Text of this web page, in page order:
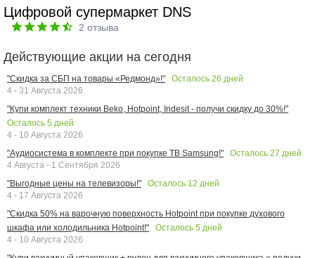
Цифровой супермаркет DNS
2 отзыва
Действующие акции на сегодня
"Скидка за СБП на товары «Редмонд»!" Осталось 26 дней
4 - 31 Августа 2026
"Купи комплект техники Beko, Hotpoint, Indesit - получи скидку до 30%!"
Осталось 5 дней
4 - 10 Августа 2026
"Аудиосистема в комплекте при покупке ТВ Samsung!"
Осталось 27 дней
4 Августа - 1 Сентября 2026
"Выгодные цены на телевизоры!"
Осталось 12 дней
4 - 17 Августа 2026
"Скидка 50% на варочную поверхность Hotpoint при покупке духового
шкафа или холодильника Hotpoint!"
Осталось 5 дней
4 - 10 Августа 2026